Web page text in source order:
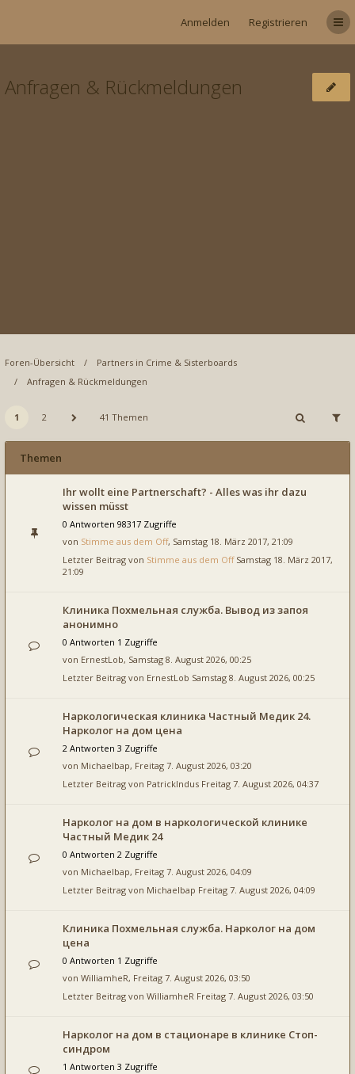
Anmelden Registrieren
Anfragen & Rückmeldungen
Foren-Übersicht
Partners in Crime & Sisterboards
Anfragen & Rückmeldungen
1 2 41 Themen
Themen
Ihr wollt eine Partnerschaft? - Alles was ihr dazu
wissen müsst
0 Antworten 98317 Zugriffe
von Stimme aus dem Off, Samstag 18. März 2017, 21:09
Letzter Beitrag von Stimme aus dem Off Samstag 18. März 2017,
21:09
Клиника Похмельная служба. Вывод из запоя
анонимно
0 Antworten 1 Zugriffe
von ErnestLob, Samstag 8. August 2026, 00:25
Letzter Beitrag von ErnestLob Samstag 8. August 2026, 00:25
Наркологическая клиника Частный Медик 24.
Нарколог на дом цена
2 Antworten 3 Zugriffe
von Michaelbap, Freitag 7. August 2026, 03:20
Letzter Beitrag von PatrickIndus Freitag 7. August 2026, 04:37
Нарколог на дом в наркологической клинике
Частный Медик 24
0 Antworten 2 Zugriffe
von Michaelbap, Freitag 7. August 2026, 04:09
Letzter Beitrag von Michaelbap Freitag 7. August 2026, 04:09
Клиника Похмельная служба. Нарколог на дом
цена
0 Antworten 1 Zugriffe
von WilliamheR, Freitag 7. August 2026, 03:50
Letzter Beitrag von WilliamheR Freitag 7. August 2026, 03:50
Нарколог на дом в стационаре в клинике Стоп-
синдром
1 Antworten 3 Zugriffe